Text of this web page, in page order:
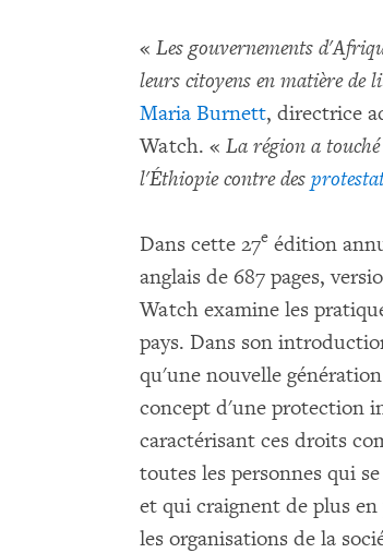
« Les gouvernements
leurs citoyens en matière de
Maria Burnett, directrice
Watch. « La région a
l'Éthiopie contre des
Dans cette 27e édition
anglais de 687 pages,
Watch examine les
pays. Dans son
qu'une nouvelle
concept d'une protection
caractérisant ces droits
toutes les personnes qui
et qui craignent de plus en
les organisations de la